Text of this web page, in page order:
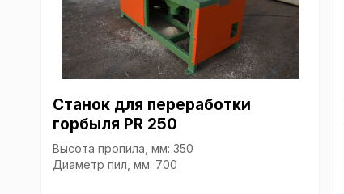
Станок для переработки
горбыля PR 250
Высота пропила, мм: 350
Диаметр пил, мм: 700